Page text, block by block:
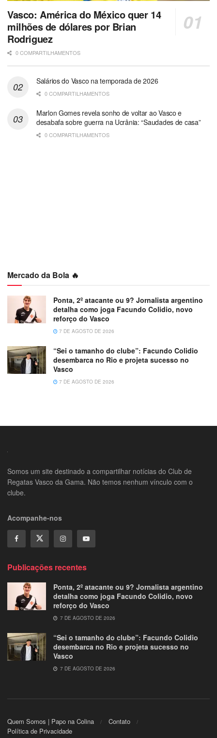
Vasco: América do México quer 14
milhões de dólares por Brian
Rodriguez
0 COMPARTILHAMENTOS
Salários do Vasco na temporada de 2026
0 COMPARTILHAMENTOS
Marlon Gomes revela sonho de voltar ao Vasco e
desabafa sobre guerra na Ucrânia: “Saudades de casa”
0 COMPARTILHAMENTOS
Mercado da Bola 🔥
Ponta, 2º atacante ou 9? Jornalista argentino
detalha como joga Facundo Colidio, novo
reforço do Vasco
7 DE AGOSTO DE 2026
“Sei o tamanho do clube”: Facundo Colidio
desembarca no Rio e projeta sucesso no
Vasco
7 DE AGOSTO DE 2026
Somos um site destinado a compartilhar notícias do Club de
Regatas Vasco da Gama. Não temos nenhum vínculo com o
clube.
Acompanhe-nos
Publicações recentes
Ponta, 2º atacante ou 9? Jornalista argentino
detalha como joga Facundo Colidio, novo
reforço do Vasco
7 DE AGOSTO DE 2026
“Sei o tamanho do clube”: Facundo Colidio
desembarca no Rio e projeta sucesso no
Vasco
7 DE AGOSTO DE 2026
Quem Somos | Papo na Colina
Contato
Política de Privacidade